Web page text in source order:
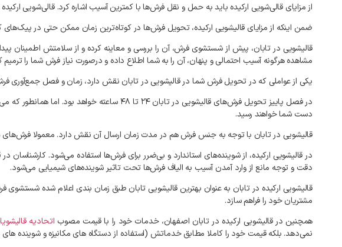
از مزایای قالی‌شویی ارکیده باید به حمل و نقل فرش‌هاباکمترین آسیب اشاره کرد.قالی‌شویی ارکیده
ضمن اینکه از مزایای قالیشویی ارکیده، تحویل فرش‌ها در کوتاه‌ترین زمان ممکن حتی در پیک‌های
قالیشویی در تابان، پیش از شستشوی فرش، آن را بررسی و معاینه کرده و از سلامتش اطمینان پیدا
مشاهده هرگونه آسیب احتمالی و پنهان، آن را به شما اطلاع داده و درصورت نیاز فرش شما راترمیم
یکی از عواملی که در تحویل فرش شما در قالیشویی در تابان نقش دارد، زمان و فصل جمع‌آوری
در فصل پاییز تحویل فرش‌های قالیشویی در تابان ۲۴تا ۴۸ ساعته خواهد بود. اماهمانطور که
دست شماخواهند رسید.
قالیشویی در تابان باتوجه به جنس فرش هم در مدت زمان ارسال آن نقش دارد. معمولا فرش‌های
در قالیشویی ارکیده، از شوینده‌های استاندارد و بی‌ضرر برای فرش‌ها استفاده می‌شود. کارشناسان در
دقت و توجه مانع از وارد آمدن آسیب به الیاف فرش‌هاتحت تاثیر شوینده‌های شیمیایی می‌شود.
قالیشویی ارکیده در تابان به عنوان بهترین قالیشویی تابان طبق زمان بندی اعلام شده شستشوی
مشتریان خود رافراهمسازد.
همچنین در قالیشویی ارکیده در تابان اصفهان، خدمات خود را با قیمت مصوب اتحادیه
نمی‌دهد. بلکه قیمت خود راکاملا مطابق خدماتش (استفاده از دستگاه های مکانیزه و شوینده‌ های